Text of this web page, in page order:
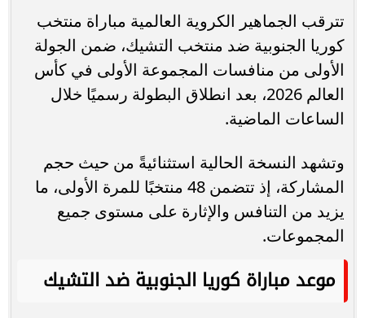
تترقب الجماهير الكروية العالمية مباراة منتخب
كوريا الجنوبية ضد منتخب التشيك، ضمن الجولة
الأولى من منافسات المجموعة الأولى في كأس
العالم 2026، بعد انطلاق البطولة رسميًا خلال
الساعات الماضية.
وتشهد النسخة الحالية استثنائيةً من حيث حجم
المشاركة، إذ تتضمن 48 منتخبًا للمرة الأولى، ما
يزيد من التنافس والإثارة على مستوى جميع
المجموعات.
موعد مباراة كوريا الجنوبية ضد التشيك